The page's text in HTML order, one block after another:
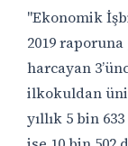
"Ekonomik
2019
harcayan
ilkokuldan
yıllık 5 bin